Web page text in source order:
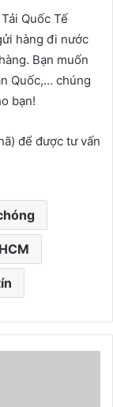
Quốc Tế
hàng đi nước
Bạn muốn
Quốc,… chúng
bạn!
để được tư vấn